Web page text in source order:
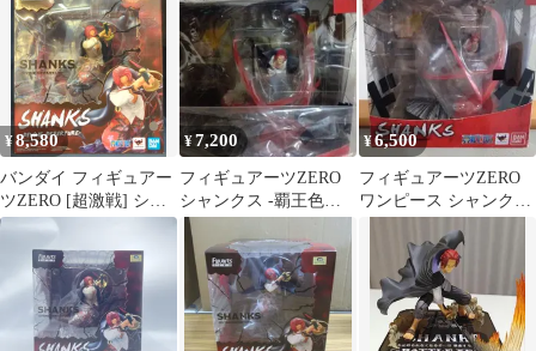
「ワンピース」
ンクス 神避 フィギュア
おもちゃ フィギュアー
ツZERO 【047-260723-
SH-07-hon】
¥8,580
バンダイ フィギュアー
ツZERO [超激戦] シャ
ンクス-神避-
¥7,200
フィギュアーツZERO
シャンクス -覇王色の
覇気- 「ワンピース」
¥6,500
フィギュアーツZERO
ワンピース シャンクス